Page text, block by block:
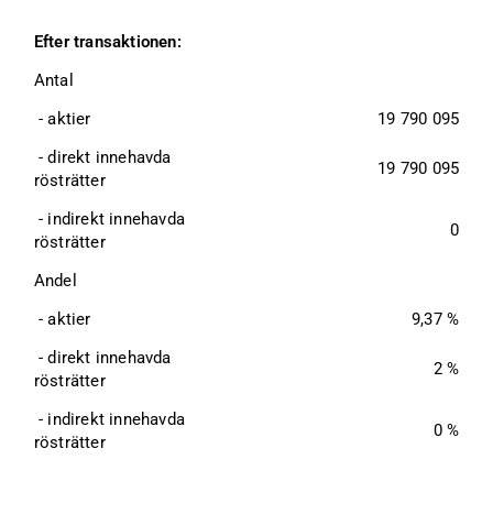
Efter transaktionen:
Antal
- aktier
19 790 095
- direkt innehavda
rösträtter
19 790 095
- indirekt innehavda
rösträtter
0
Andel
- aktier
9,37 %
- direkt innehavda
rösträtter
2 %
- indirekt innehavda
rösträtter
0 %